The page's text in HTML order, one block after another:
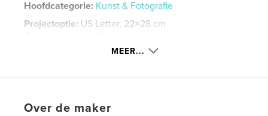
Hoofdcategorie: Kunst & Fotografie
Projectoptie: US Letter, 22×28 cm
jan 15, 2017
photography , cars
MEER...
Over de maker